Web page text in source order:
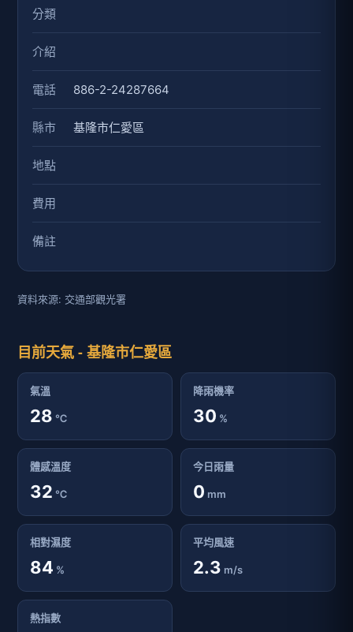
分類
介紹
電話 886-2-24287664
縣市 基隆市仁愛區
地點
費用
備註
資料來源: 交通部觀光署
目前天氣 - 基隆市仁愛區
氣溫
28 ℃
降雨機率
30 %
體感溫度
32 ℃
今日雨量
0 mm
相對濕度
84 %
平均風速
2.3 m/s
熱指數